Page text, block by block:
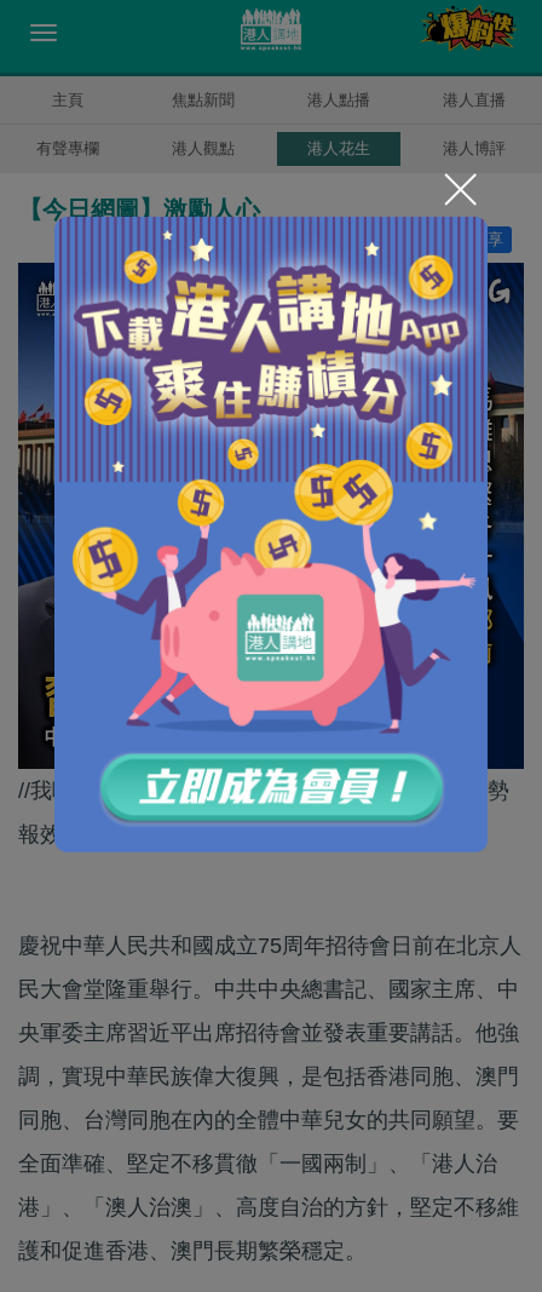
主頁 焦點新聞 港人點播 港人直播
有聲專欄 港人觀點 港人花生 港人博評
【今日網圖】激勵人心
分享
//我哋要銘記習主席嘅金石良言，發揮香港獨特優勢
報效國家！//
慶祝中華人民共和國成立75周年招待會日前在北京人
民大會堂隆重舉行。中共中央總書記、國家主席、中
央軍委主席習近平出席招待會並發表重要講話。他強
調，實現中華民族偉大復興，是包括香港同胞、澳門
同胞、台灣同胞在內的全體中華兒女的共同願望。要
全面準確、堅定不移貫徹「一國兩制」、「港人治
港」、「澳人治澳」、高度自治的方針，堅定不移維
護和促進香港、澳門長期繁榮穩定。